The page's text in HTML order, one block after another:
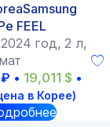
FEEL
год, 2 л,
₽ • 19,011 $ •
в Корее)